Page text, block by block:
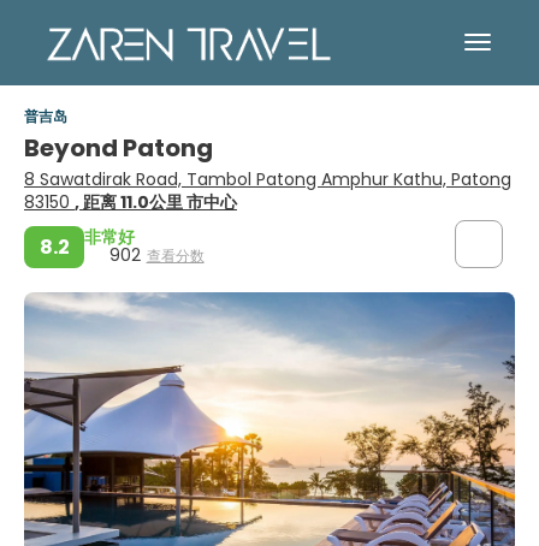
普吉岛
Beyond Patong
8 Sawatdirak Road, Tambol Patong Amphur Kathu, Patong
83150 , 距离 11.0公里 市中心
8.2 非常好
902 查看分数